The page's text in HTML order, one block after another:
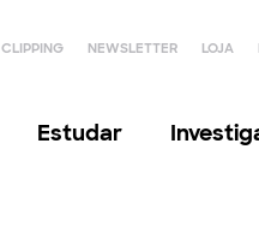
CLIPPING NEWSLETTER LOJA
Estudar